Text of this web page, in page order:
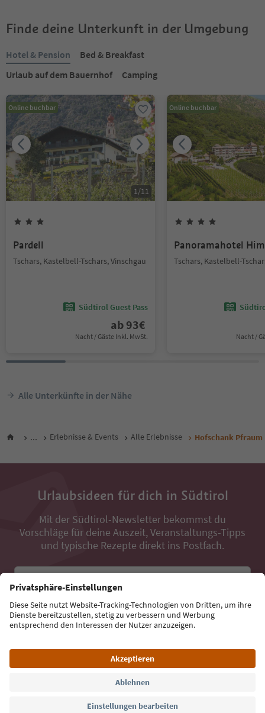
Finde deine Unterkunft in der Umgebung
Hotel & Pension
Bed & Breakfast
Urlaub auf dem Bauernhof
Camping
Online buchbar
1/11
Pardell
Tschars, Kastelbell-Tschars, Vinschgau
Südtirol Guest Pass
ab 93€
Nacht / Gäste Inkl. MwSt.
Online buchbar
Panoramahotel
Tschars, Kastelbell-
Nacht /
Alle Unterkünfte in der Nähe
... Erlebnisse & Events Alle Erlebnisse Hofschank Pfraum
Urlaubsideen für dich in Südtirol
Mit der Südtirol-Newsletter bekommst du
Vorschläge für deine Auszeit, Veranstaltungs-Tipps
und typische Rezepte direkt ins Postfach.
Jetzt anmelden